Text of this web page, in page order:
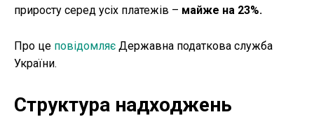
приросту серед усіх платежів – майже на 23%.
Про це повідомляє Державна податкова служба
України.
Структура надходжень